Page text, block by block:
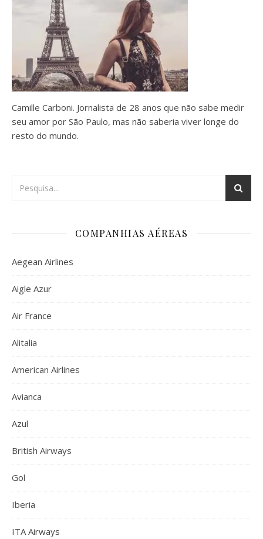
Camille Carboni. Jornalista de 28 anos que não sabe medir
seu amor por São Paulo, mas não saberia viver longe do
resto do mundo.
COMPANHIAS AÉREAS
Aegean Airlines
Aigle Azur
Air France
Alitalia
American Airlines
Avianca
Azul
British Airways
Gol
Iberia
ITA Airways